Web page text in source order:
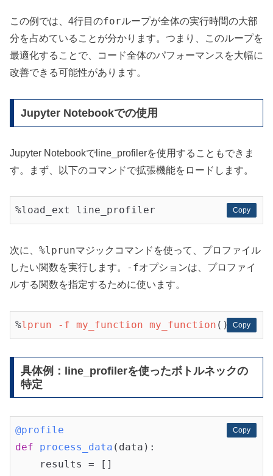
この例では、4行目のforループが全体の実行時間の大部
分を占めていることが分かります。つまり、このループを
最適化することで、コード全体のパフォーマンスを大幅に
改善できる可能性があります。
Jupyter Notebookでの使用
Jupyter Notebookでline_profilerを使用することもできま
す。まず、以下のコマンドで拡張機能をロードします。
Copy
Copy
%load_ext line_profiler
次に、 %lprunマジックコマンドを使って、プロファイル
したい関数を実行します。
-fオプションは、プロファイ
ルする関数を指定するために使います。
Copy
Copy
%lprun -f my_function my_function ()
具体例：line_profilerを使ったボトルネックの
特定
Copy
Copy
@profile
def
process_data (data) :
    results = []